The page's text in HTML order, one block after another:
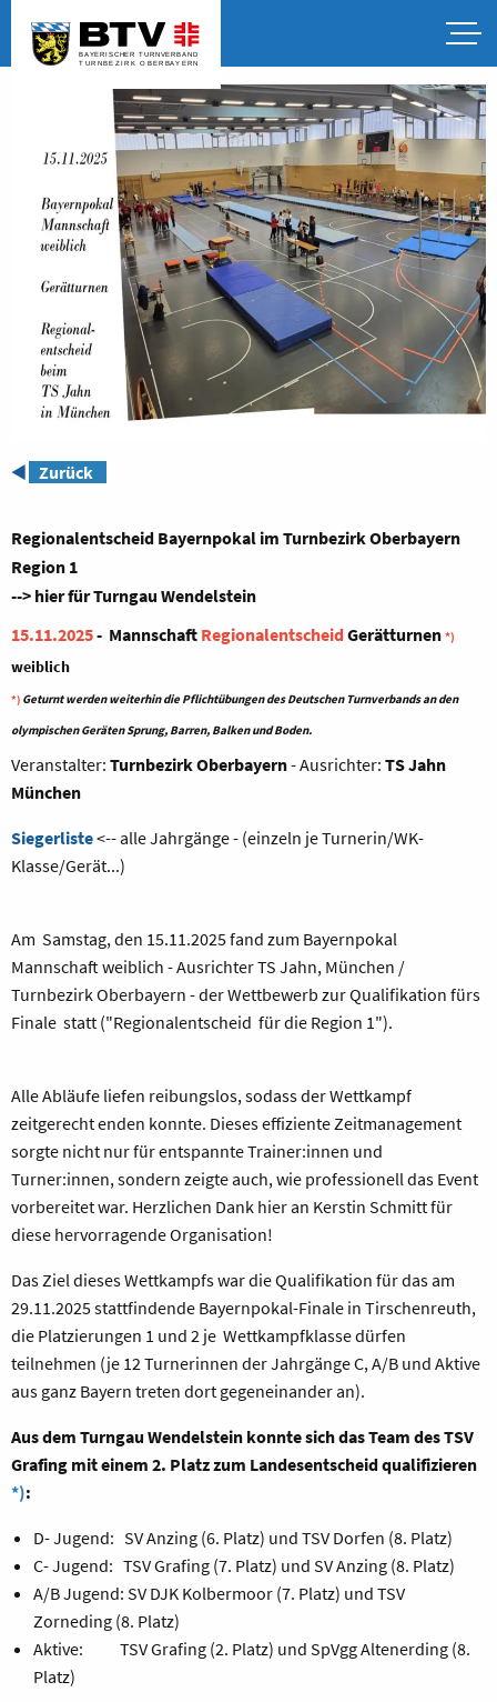
◀️ Zurück
Regionalentscheid Bayernpokal im Turnbezirk Oberbayern
Region 1
--> hier für Turngau Wendelstein
15.11.2025- Mannschaft RegionalentscheidGerätturnen *)
weiblich
*) Geturnt werden weiterhin die Pflichtübungen des Deutschen Turnverbands an den
olympischen Geräten Sprung, Barren, Balken und Boden.
Veranstalter: Turnbezirk Oberbayern- Ausrichter: TS Jahn
München
Siegerliste<-- alle Jahrgänge - (einzeln je Turnerin/WK-
Klasse/Gerät...)
Am Samstag, den 15.11.2025 fand zum Bayernpokal
Mannschaft weiblich - Ausrichter TS Jahn, München /
Turnbezirk Oberbayern - der Wettbewerb zur Qualifikation fürs
Finale statt ("Regionalentscheid für die Region 1").
Alle Abläufe liefen reibungslos, sodass der Wettkampf
zeitgerecht enden konnte. Dieses effiziente Zeitmanagement
sorgte nicht nur für entspannte Trainer:innen und
Turner:innen, sondern zeigte auch, wie professionell das Event
vorbereitet war. Herzlichen Dank hier an Kerstin Schmitt für
diese hervorragende Organisation!
Das Ziel dieses Wettkampfs war die Qualifikation für das am
29.11.2025 stattfindende Bayernpokal-Finale in Tirschenreuth,
die Platzierungen 1 und 2 je Wettkampfklasse dürfen
teilnehmen (je 12 Turnerinnen der Jahrgänge C, A/B und Aktive
aus ganz Bayern treten dort gegeneinander an).
Aus dem Turngau Wendelstein konnte sich das Team des TSV
Grafing mit einem 2. Platz zum Landesentscheid qualifizieren
*):
D- Jugend: SV Anzing (6. Platz) und TSV Dorfen (8. Platz)
C- Jugend: TSV Grafing (7. Platz) und SV Anzing (8. Platz)
A/B Jugend: SV DJK Kolbermoor (7. Platz) und TSV
Zorneding (8. Platz)
Aktive: TSV Grafing (2. Platz) und SpVgg Altenerding (8.
Platz)